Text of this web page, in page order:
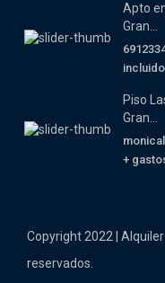
Apto
Gran...
incluido
Piso
Gran...
+
Copyright 2022 |
reservados.